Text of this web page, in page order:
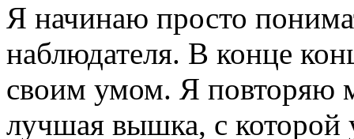
Я начинаю просто
наблюдателя. В конце
своим умом. Я повторяю
лучшая вышка, с которой